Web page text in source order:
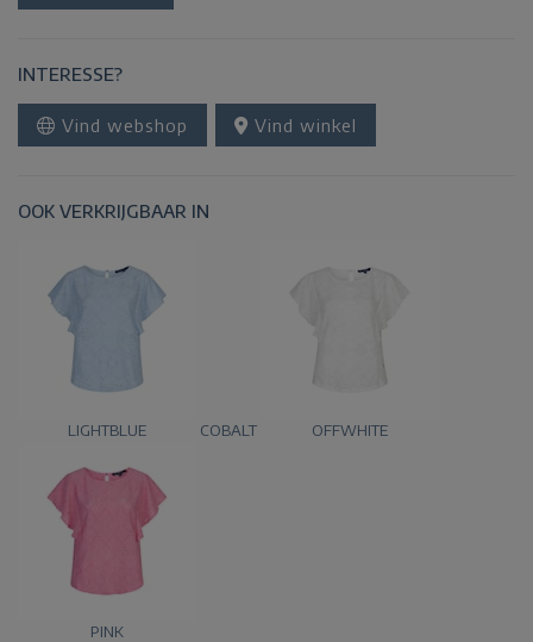
INTERESSE?
Vind webshop Vind winkel
OOK VERKRIJGBAAR IN
LIGHTBLUE COBALT OFFWHITE
PINK